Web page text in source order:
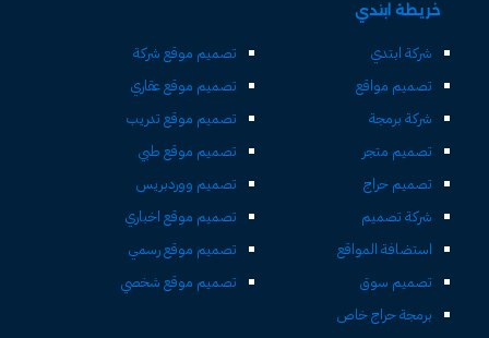
خريطة ابتدي
شركة ابتدي
تصميم مواقع
شركة برمجة
تصميم متجر
تصميم حراج
شركة تصميم
استضافة المواقع
تصميم سوق
برمجة حراج خاص
تصميم موقع شركة
تصميم موقع عقاري
تصميم موقع تدريب
تصميم موقع طبي
تصميم ووردبريس
تصميم موقع اخباري
تصميم موقع رسمي
تصميم موقع شخصي